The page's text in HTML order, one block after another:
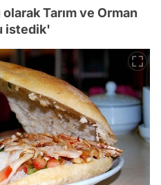
Tarım ve Orman
istedik'